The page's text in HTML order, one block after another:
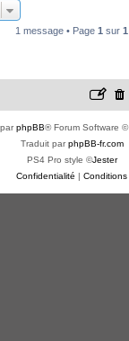
1 message • Page 1 sur 1
phpBB® Forum Software
Traduit parphpBB-fr.com
PS4 Pro style ©Jester
Confidentialité | Conditions